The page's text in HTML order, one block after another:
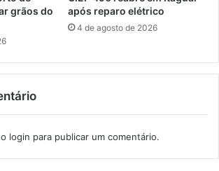
grãos do
após reparo elétrico
4 de agosto de 2026
login para publicar um comentário.